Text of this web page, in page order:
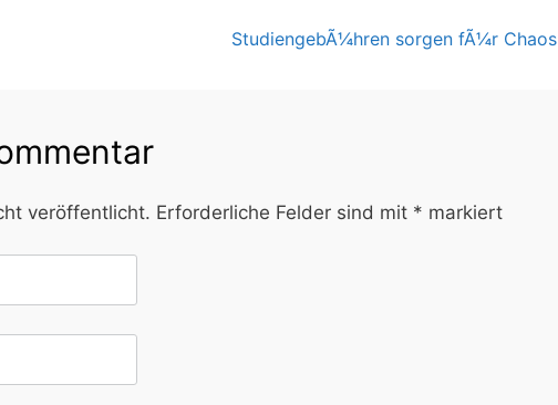
StudiengebÃ¼hren sorgen fÃ¼r Chaos
veröffentlicht. Erforderliche Felder sind mit * markiert